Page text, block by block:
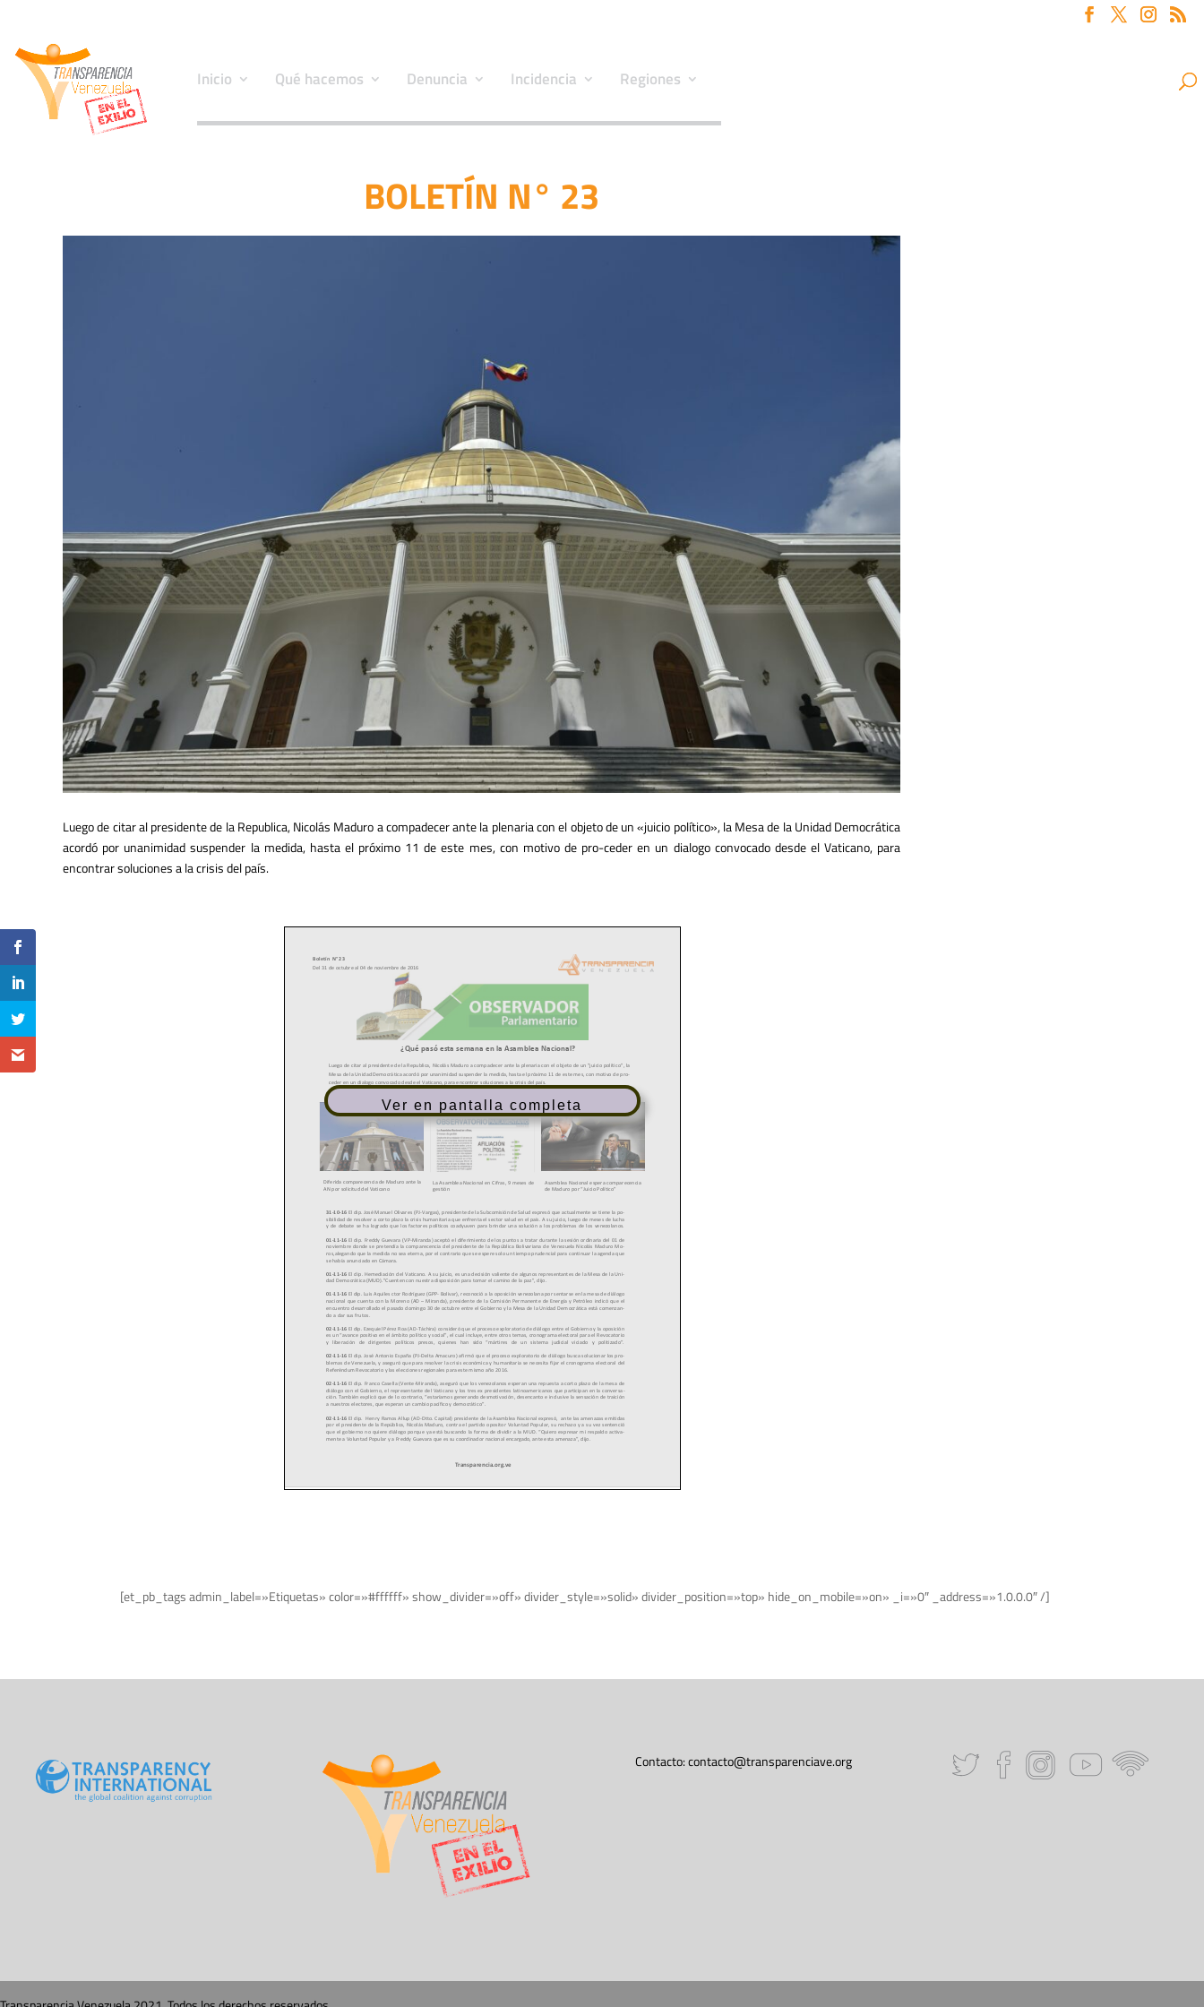
Inicio Qué hacemos Denuncia Incidencia Regiones
BOLETÍN N° 23
Luego de citar al presidente de la Republica, Nicolás Maduro a compadecer ante la plenaria con el objeto de un «juicio político», la Mesa de la Unidad Democrática
acordó por unanimidad suspender la medida, hasta el próximo 11 de este mes, con motivo de pro-ceder en un dialogo convocado desde el Vaticano, para
encontrar soluciones a la crisis del país.
Ver en pantalla completa
[et_pb_tags admin_label=»Etiquetas» color=»#ffffff» show_divider=»off» divider_style=»solid» divider_position=»top» hide_on_mobile=»on» _i=»0″ _address=»1.0.0.0″ /]
Contacto:contacto@transparenciave.org